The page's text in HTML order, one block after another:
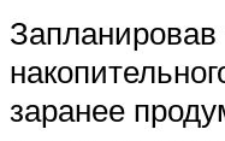
Запланировав
заранее